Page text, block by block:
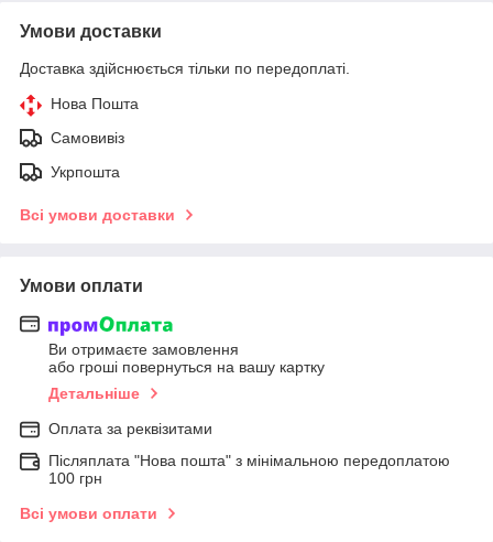
Умови доставки
Доставка здійснюється тільки по передоплаті.
Нова Пошта
Самовивіз
Укрпошта
Всі умови доставки
Умови оплати
Ви отримаєте замовлення
або гроші повернуться на вашу картку
Детальніше
Оплата за реквізитами
Післяплата "Нова пошта" з мінімальною передоплатою
100 грн
Всі умови оплати